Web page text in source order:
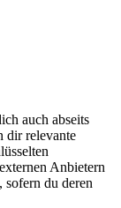
auch abseits
dir relevante
Anbietern
sofern du deren